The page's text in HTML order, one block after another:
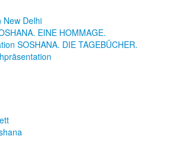
New Delhi
EINE HOMMAGE.
SOSHANA. DIE TAGEBÜCHER.